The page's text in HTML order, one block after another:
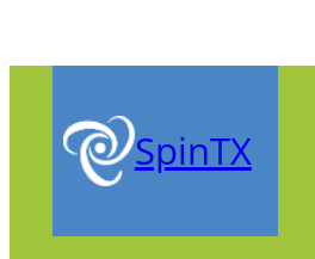
to
SpinTX